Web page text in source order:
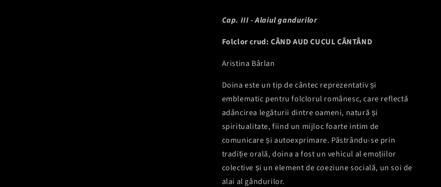
Cap. III - Alaiul gandurilor
Folclor crud: CÂND AUD CUCUL CÂNTÂND
Aristina Bârlan
Doina este un tip de cântec reprezentativ și
emblematic pentru folclorul românesc, care reflectă
adâncirea legăturii dintre oameni, natură și
spiritualitate, fiind un mijloc foarte intim de
comunicare și autoexprimare. Păstrându-se prin
tradiție orală, doina a fost un vehicul al emoțiilor
colective și un element de coeziune socială, un soi de
alai al gândurilor.